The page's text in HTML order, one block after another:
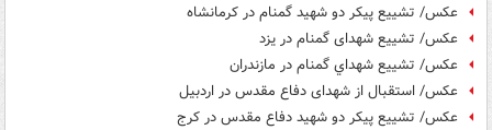
عکس/ تشییع پیکر دو شهید گمنام در کرمانشاه
عکس/ تشییع شهدای گمنام در یزد
عکس/ تشييع شهداي گمنام در مازندران
عکس/ استقبال از شهدای دفاع مقدس در اردبیل
عکس/ تشییع پیکر دو شهید دفاع مقدس در کرج